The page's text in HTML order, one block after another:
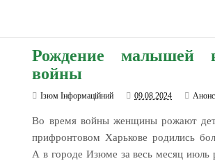
Рождение малышей
войны
Ізюм Інформаційний 09.08.2024
Во время войны женщины рожают
прифронтовом Харькове родились
А в городе Изюме за весь месяц июль